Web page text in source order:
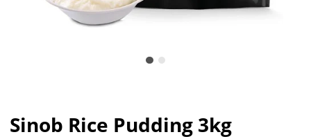
Sinob Rice Pudding 3kg